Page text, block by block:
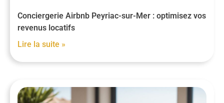
Conciergerie Airbnb Peyriac-sur-Mer : optimisez vos
revenus locatifs
Lire la suite »